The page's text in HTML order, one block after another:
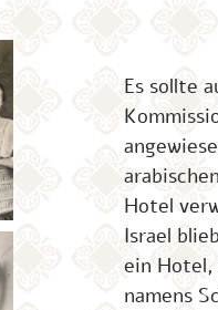
Es sollte
Hotel
Israel
ein Hotel,
namens